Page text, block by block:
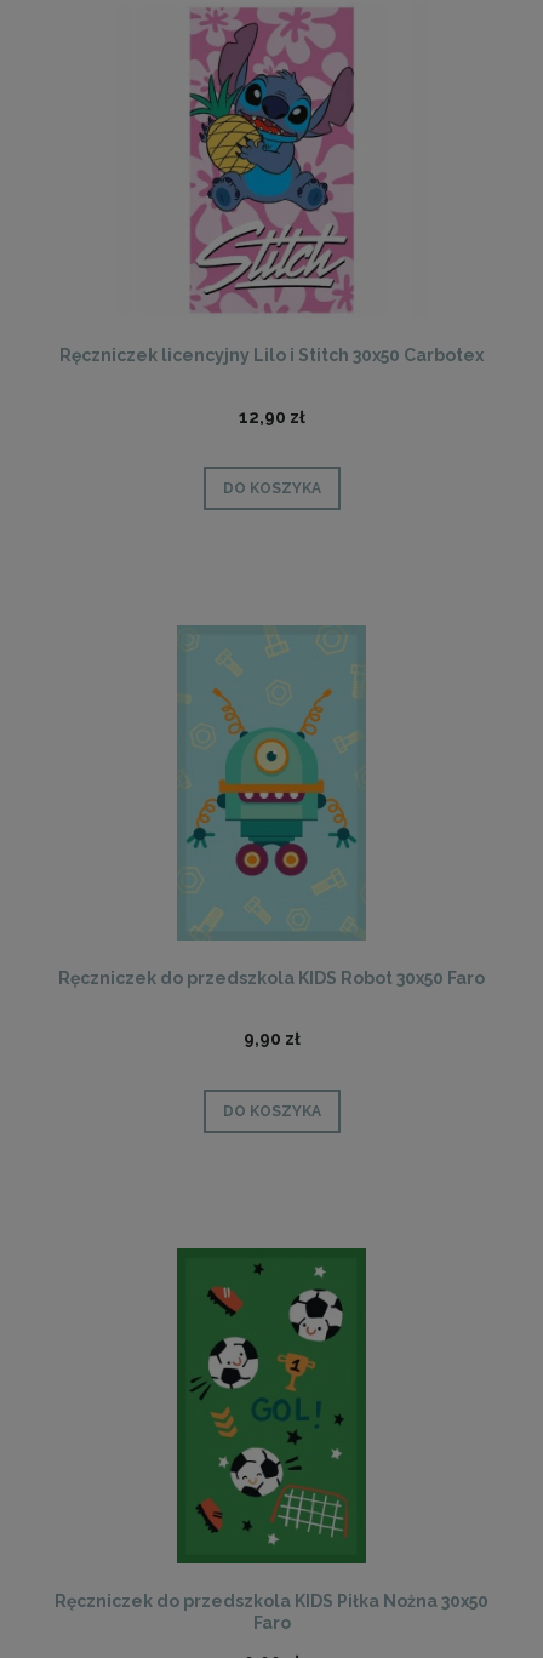
Ręczniczek licencyjny Lilo i Stitch 30x50 Carbotex
12,90 zł
DO KOSZYKA
Ręczniczek do przedszkola KIDS Robot 30x50 Faro
9,90 zł
DO KOSZYKA
Ręczniczek do przedszkola KIDS Piłka Nożna 30x50
Faro